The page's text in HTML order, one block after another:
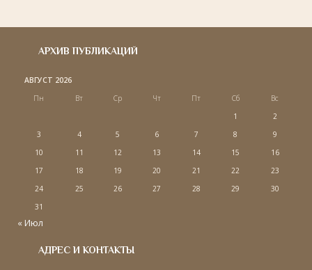
АРХИВ ПУБЛИКАЦИЙ
АВГУСТ 2026
Пн
Вт Ср Чт Пт Сб
Вс
1
2
3
4 5 6 7 8
9
10
11 12 13 14 15
16
17
18 19 20 21 22
23
24
25 26 27 28 29
30
31
« Июл
АДРЕС И КОНТАКТЫ